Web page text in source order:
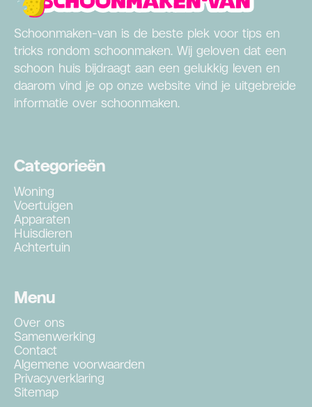
Schoonmaken-van is de beste plek voor tips en
tricks rondom schoonmaken. Wij geloven dat een
schoon huis bijdraagt aan een gelukkig leven en
daarom vind je op onze website vind je uitgebreide
informatie over schoonmaken.
Categorieën
Woning
Voertuigen
Apparaten
Huisdieren
Achtertuin
Menu
Over ons
Samenwerking
Contact
Algemene voorwaarden
Privacyverklaring
Sitemap